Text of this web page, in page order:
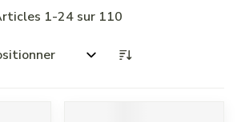
1-24 sur 110
par: